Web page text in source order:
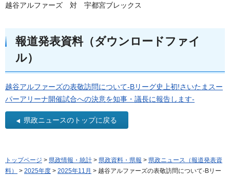
越谷アルファーズ 対 宇都宮ブレックス
報道発表資料（ダウンロードファイ
ル）
越谷アルファーズの表敬訪問について-Bリーグ史上初!さいたまスー
パーアリーナ開催試合への決意を知事・議長に報告します-
県政ニュースのトップに戻る
トップページ > 県政情報・統計 > 県政資料・県報 > 県政ニュース（報道発表資
料）
> 2025年度 > 2025年11月 > 越谷アルファーズの表敬訪問について-Bリー